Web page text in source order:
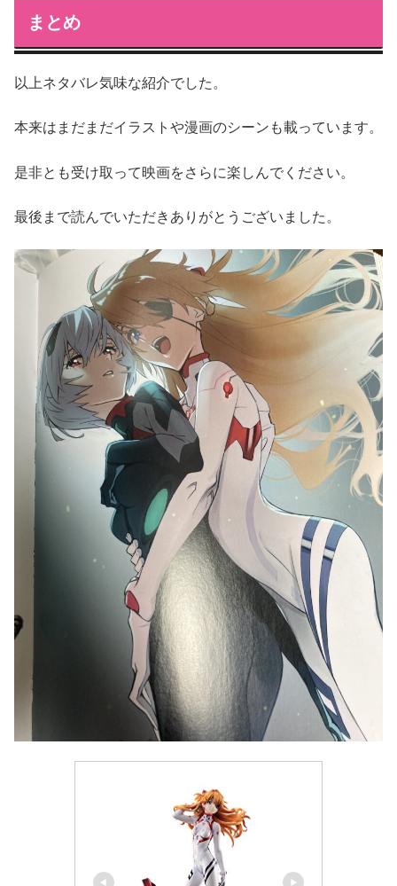
まとめ
以上ネタバレ気味な紹介でした。
本来はまだまだイラストや漫画のシーンも載っています。
是非とも受け取って映画をさらに楽しんでください。
最後まで読んでいただきありがとうございました。